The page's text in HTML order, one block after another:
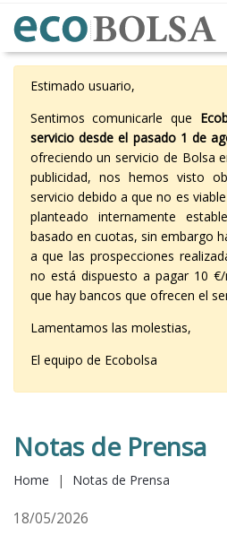
Estimado usuario,
Sentimos comunicarle que
servicio desde el pasado 1 de
ofreciendo un servicio de Bolsa
publicidad, nos hemos visto
servicio debido a que no es
planteado internamente
basado en cuotas, sin embargo
a que las prospecciones
no está dispuesto a pagar 10
que hay bancos que ofrecen el
Lamentamos las molestias,
El equipo de Ecobolsa
Notas de Prensa
Home | Notas de Prensa
18/05/2026